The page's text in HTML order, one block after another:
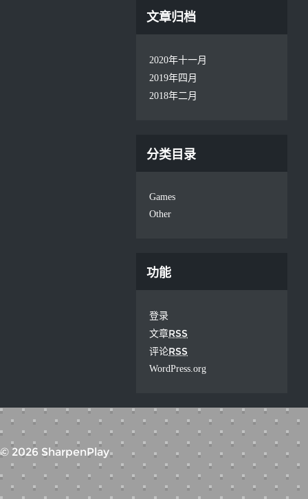
文章归档
2020年十一月
2019年四月
2018年二月
分类目录
Games
Other
功能
登录
文章RSS
评论RSS
WordPress.org
© 2026 SharpenPlay